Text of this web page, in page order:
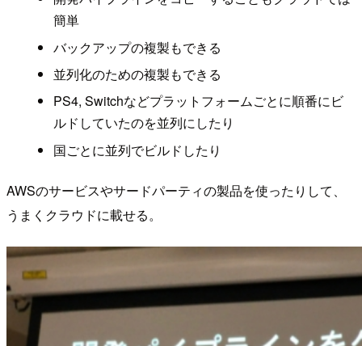
簡単
バックアップの複製もできる
並列化のための複製もできる
PS4, Switchなどプラットフォームごとに順番にビ
ルドしていたのを並列にしたり
国ごとに並列でビルドしたり
AWSのサービスやサードパーティの製品を使ったりして、
うまくクラウドに載せる。